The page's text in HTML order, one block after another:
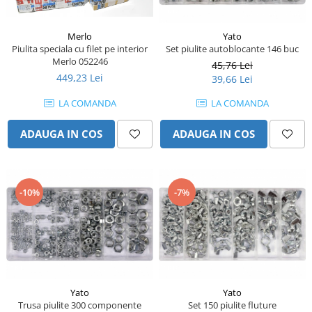
Piese motor
Electromotoare
Pompa combustibil
Pompa de apa
Radiator racire ulei hidraulic
Radiator apa
Bobina de pornire
Bobina de oprire
Curea alternator - transmisie
Curea distributie
Esapament
Busoane - dopuri
Ventilatoare
Piese Parker
Piese Hyundai
Piese Terex
Piese Lombardini
Piese Linde
Piese Multitel
Piese Dieci
Piese Steyr
Piese Landini
Piese New Holland
Piese Takeuchi
Piese Jungheinrich
Merlo
Piulita speciala cu filet pe interior
Merlo 052246
449,23 Lei
LA COMANDA
ADAUGA IN COS
Yato
Set piulite autoblocante 146 buc
45,76 Lei
39,66 Lei
LA COMANDA
ADAUGA IN COS
-10%
Yato
Trusa piulite 300 componente
-7%
Yato
Set 150 piulite fluture